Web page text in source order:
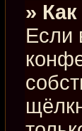
»
Если